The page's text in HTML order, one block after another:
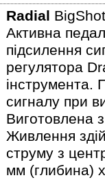
Radial
Активна
підсилення
регулятора
інструмента.
сигналу при
Виготовлена з
Живлення
струму з
мм (глибина)